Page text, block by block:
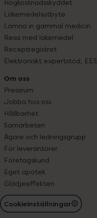
Högkostnadsskyddet
Läkemedelsutbyte
Lämna in gammal medicin
Resa med läkemedel
Receptregistret
Elektroniskt expertstöd, EES
Om oss
Pressrum
Jobba hos oss
Hållbarhet
Samarbeten
Ägare och ledningsgrupp
För leverantörer
Företagskund
Eget apotek
Glädjeeffekten
Cookieinställningar